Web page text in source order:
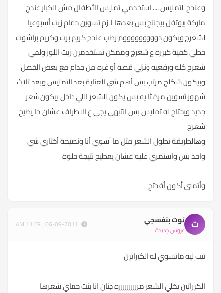
وعندج التمليس .... استخدمي تمليس الأطفال مش الكبار عندج
ماركة بيوتفل بيجننج بس بعدها لازم تسوين حمام زيت أسبوعيا
لشعرج ويكون دوووووووووم رطب عندج كريم برت وكريم براشوت
حطي كمية كبيرة ع شعرج وممكن تستخدمين زيت اللوز ولمي
شعرج كله ورفعيه ونزلي قصه أو غره من جدام مع بعض الخصل
وبيكون شكلج مرتب بس أهم شي العناية بعد التمليس وبعد ثلاث
شهور تسوين مرة ثانيه بس يكون للشعر اللي داخل بيكون شعر
جديد ويحتاج له تمليس بس انتبهي يجي ع الاطراف عشان ما يطيح
شعرج
وهالطريقة تطول الشعر مثل ما أسوي أنا ونصيحة أختاري شي
واحد بس واستمري عليه عشان يعطيج نتيجة حلوة
وأتمنى أكون أفدتج
ت توت بنفسجي
عروس جديدة
تيب ليه ماتسوي له الكيراتين
الكيراتين يخلي الشعر مرررررررررره جنان انا بنت حماي شعرها